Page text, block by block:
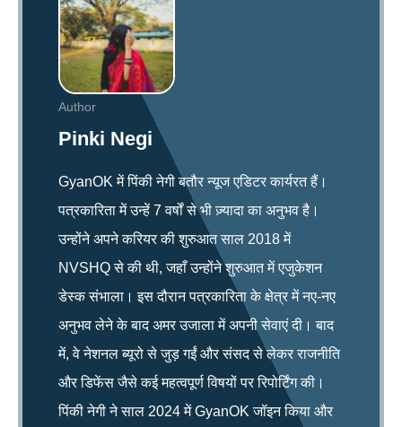
Author
Pinki Negi
GyanOK में पिंकी नेगी बतौर न्यूज एडिटर कार्यरत हैं।
पत्रकारिता में उन्हें 7 वर्षों से भी ज़्यादा का अनुभव है।
उन्होंने अपने करियर की शुरुआत साल 2018 में
NVSHQ से की थी, जहाँ उन्होंने शुरुआत में एजुकेशन
डेस्क संभाला। इस दौरान पत्रकारिता के क्षेत्र में नए-नए
अनुभव लेने के बाद अमर उजाला में अपनी सेवाएं दी। बाद
में, वे नेशनल ब्यूरो से जुड़ गईं और संसद से लेकर राजनीति
और डिफेंस जैसे कई महत्वपूर्ण विषयों पर रिपोर्टिंग की।
पिंकी नेगी ने साल 2024 में GyanOK जॉइन किया और